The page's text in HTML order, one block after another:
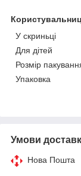
У скриньці
Для дітей
Розмір
Упаковка
Умови
Нова Пошта